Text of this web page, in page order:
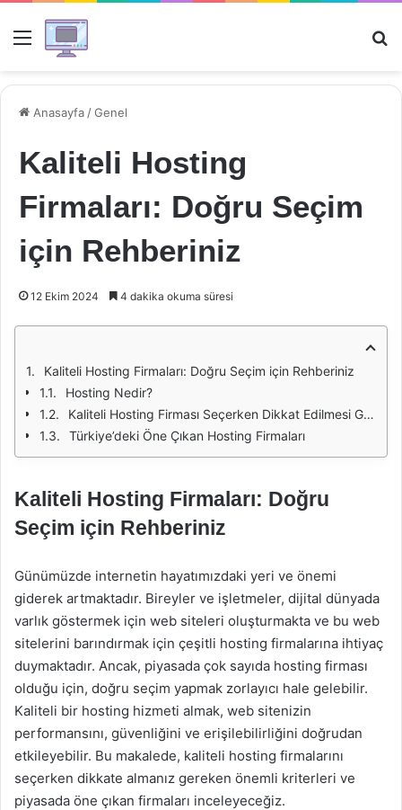
Menü
Anasayfa /Genel
Kaliteli Hosting
Firmaları: Doğru Seçim
için Rehberiniz
12 Ekim 2024 4 dakika okuma süresi
Kaliteli Hosting Firmaları: Doğru Seçim için Rehberiniz
Hosting Nedir?
Kaliteli Hosting Firması Seçerken Dikkat Edilmesi Gereken Kriterler
Türkiye’deki Öne Çıkan Hosting Firmaları
Kaliteli Hosting Firmaları: Doğru
Seçim için Rehberiniz
Günümüzde internetin hayatımızdaki yeri ve önemi
giderek artmaktadır. Bireyler ve işletmeler, dijital dünyada
varlık göstermek için web siteleri oluşturmakta ve bu web
sitelerini barındırmak için çeşitli hosting firmalarına ihtiyaç
duymaktadır. Ancak, piyasada çok sayıda hosting firması
olduğu için, doğru seçim yapmak zorlayıcı hale gelebilir.
Kaliteli bir hosting hizmeti almak, web sitenizin
performansını, güvenliğini ve erişilebilirliğini doğrudan
etkileyebilir. Bu makalede, kaliteli hosting firmalarını
seçerken dikkate almanız gereken önemli kriterleri ve
piyasada öne çıkan firmaları inceleyeceğiz.